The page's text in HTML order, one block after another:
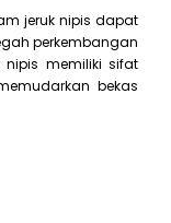
jeruk nipis dapat
perkembangan
nipis memiliki sifat
bekas